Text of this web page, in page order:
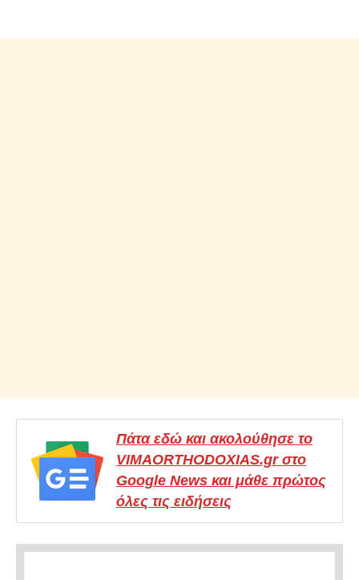
Πάτα εδώ και ακολούθησε το
VIMAORTHODOXIAS.gr στο
Google News και μάθε πρώτος
όλες τις ειδήσεις